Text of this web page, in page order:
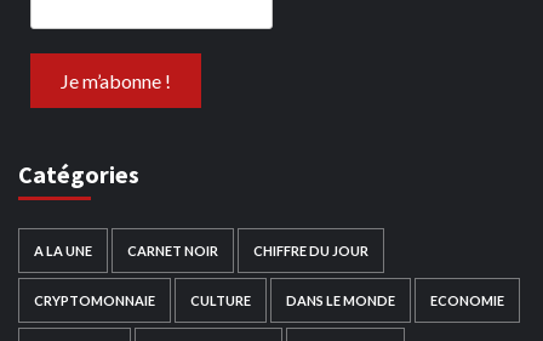
Catégories
A LA UNE CARNET NOIR CHIFFRE DU JOUR
CRYPTOMONNAIE CULTURE DANS LE MONDE ECONOMIE